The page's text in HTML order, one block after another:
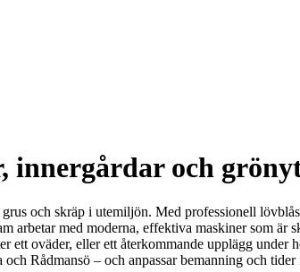
innergårdar och
och skräp i utemiljön. Med professionell
arbetar med moderna, effektiva maskiner som är
ett oväder, eller ett återkommande upplägg under
Rådmansö – och anpassar bemanning och tider